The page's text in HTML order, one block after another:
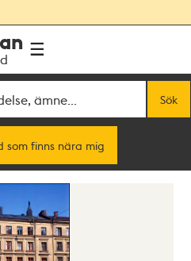
Sök
som finns nära mig